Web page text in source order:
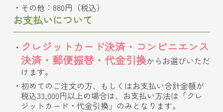
その他：880円（税込）
お支払いについて
クレジットカード決済・コンビニエンス
決済・郵便振替・代金引換からお選びいただ
けます。
初めてのご注文の方、もしくはお支払い合計金額が
税込33,000円以上の場合は、お支払い方法は「クレ
ジットカード・代金引換」のみとなります。